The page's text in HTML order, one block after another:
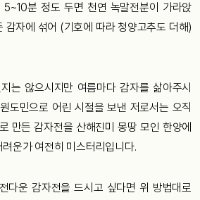
분 정도 두면 천연 녹말전분이 가라앉
감자에 섞어 (기호에 따라 청양고추도 더해)
는 않으시지만 여름마다 감자를 삶아주시
도민으로 어린 시절을 보낸 저로서는 오직
만든 감자전을 산해진미 몽땅 모인 한양에
운가 여전히 미스터리입니다.
다운 감자전을 드시고 싶다면 위 방법대로